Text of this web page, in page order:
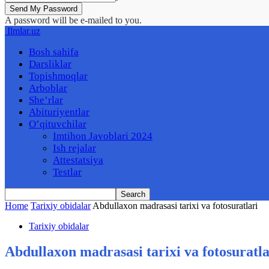
A password will be e-mailed to you.
Ilmlar.uz
Bosh sahifa
Darsliklar
Topishmoqlar
Arboblar
She’rlar
Abituriyentlar
O’qituvchilar
Imtihon Javoblari 2024
Ish rejalar
Attestatsiya
Testlar
Home Tarixiy obidalar Abdullaxon madrasasi tarixi va fotosuratlari
Tarixiy obidalar
Abdullaxon madrasasi tarixi va